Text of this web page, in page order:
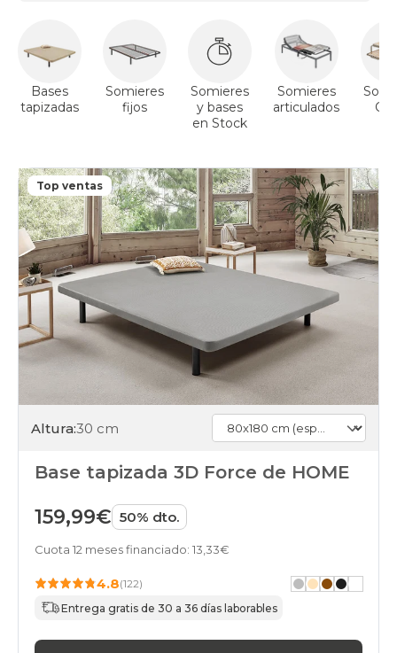
Bases
tapizadas
Somieres
fijos
Somieres
y bases
en Stock
Somieres
articulados
Top ventas
Altura:30 cm
Base tapizada 3D Force de HOME
159,99€ 50% dto.
Cuota 12 meses financiado: 13,33€
4.8(122)
Entrega gratis de 30 a 36 días laborables